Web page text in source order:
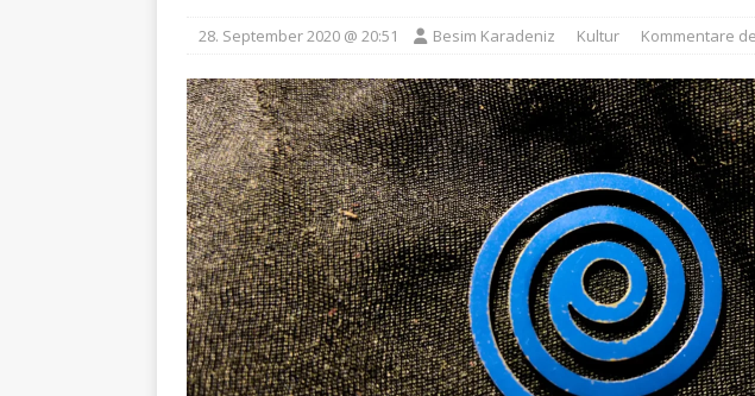
28. September 2020 @ 20:51 Besim Karadeniz Kultur Kommentare